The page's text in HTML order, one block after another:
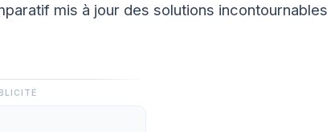
mis à jour des solutions incontournables